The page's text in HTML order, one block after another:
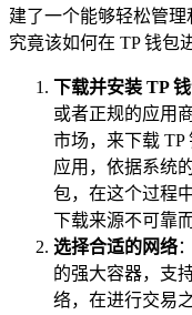
建了一个能够轻松管理
究竟该如何在 TP 钱包
下载并安装 TP
或者正规的应用
市场，来下载
应用，依据系统
包，在这个过程
下载来源不可靠
选择合适的网络
的强大容器，支
络，在进行交易